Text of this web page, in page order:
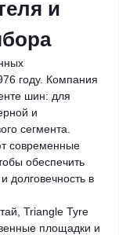
и
году. Компания
шин: для
и
сегмента.
современные
обеспечить
долговечность в
Triangle Tyre
площадки и